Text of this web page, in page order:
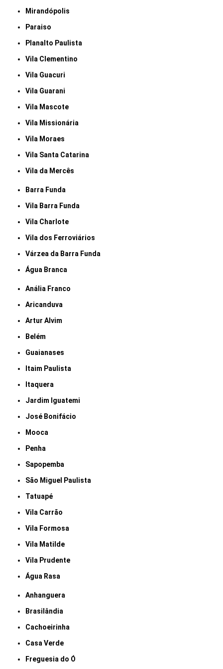
Mirandópolis
Paraiso
Planalto Paulista
Vila Clementino
Vila Guacuri
Vila Guarani
Vila Mascote
Vila Missionária
Vila Moraes
Vila Santa Catarina
Vila da Mercês
Barra Funda
Vila Barra Funda
Vila Charlote
Vila dos Ferroviários
Várzea da Barra Funda
Água Branca
Anália Franco
Aricanduva
Artur Alvim
Belém
Guaianases
Itaim Paulista
Itaquera
Jardim Iguatemi
José Bonifácio
Mooca
Penha
Sapopemba
São Miguel Paulista
Tatuapé
Vila Carrão
Vila Formosa
Vila Matilde
Vila Prudente
Água Rasa
Anhanguera
Brasilândia
Cachoeirinha
Casa Verde
Freguesia do Ó